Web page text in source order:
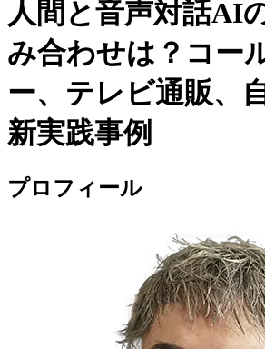
人間と音声対話AI
み合わせは？コー
ー、テレビ通販、
新実践事例
プロフィール